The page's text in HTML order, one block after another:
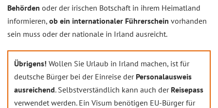
Behörden oder der irischen Botschaft in ihrem Heimatland
informieren, ob ein internationaler Führerschein vorhanden
sein muss oder der nationale in Irland ausreicht.
Übrigens! Wollen Sie Urlaub in Irland machen, ist für
deutsche Bürger bei der Einreise der Personalausweis
ausreichend. Selbstverständlich kann auch der Reisepass
verwendet werden. Ein Visum benötigen EU-Bürger für